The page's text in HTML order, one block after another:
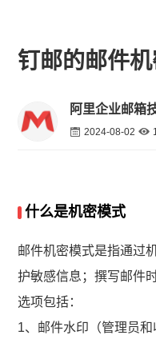
钉邮的邮件机
阿里企业邮箱
2024-08-02
什么是机密模式
邮件机密模式是指通过
护敏感信息；撰写邮件
选项包括：
1、邮件水印（管理员